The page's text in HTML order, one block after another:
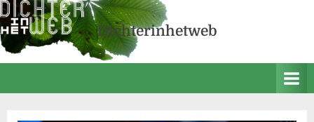
Skip
to
content
Dichterinhetweb